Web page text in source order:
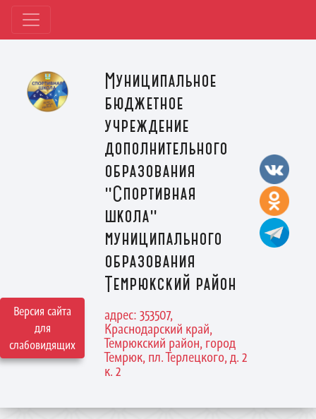
Версия сайта
для
слабовидящих
Муниципальное
бюджетное
учреждение
дополнительного
образования
"Спортивная
школа"
муниципального
образования
Темрюкский район
адрес: 353507,
Краснодарский край,
Темрюкский район, город
Темрюк, пл. Терлецкого, д. 2
к. 2